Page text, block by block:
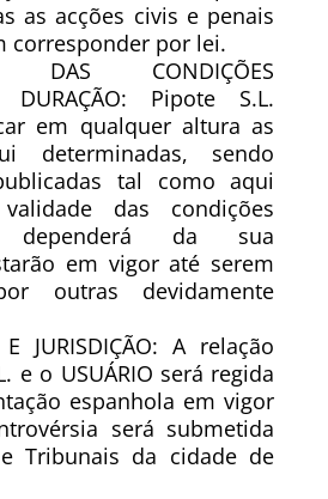
as acções civis e penais
corresponder por lei.
DAS CONDIÇÕES
DURAÇÃO: Pipote S.L.
em qualquer altura as
determinadas, sendo
tal como aqui
das condições
dependerá da sua
em vigor até serem
outras devidamente
E JURISDIÇÃO: A relação
e o USUÁRIO será regida
espanhola em vigor
será submetida
Tribunais da cidade de